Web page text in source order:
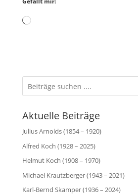
Wird
Aktuelle Beiträge
Julius Arnolds (1854 – 1920)
Alfred Koch (1928 – 2025)
Helmut Koch (1908 – 1970)
Michael Krautzberger (1943 – 2021)
Karl-Bernd Skamper (1936 – 2024)